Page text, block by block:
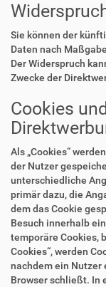
Sie können der
Daten nach
Der Widerspruch
Zwecke der
Cookies
Als „Cookies“
der Nutzer
unterschiedliche
primär dazu, die
dem das Cookie
Besuch innerhalb
temporäre Cookies,
Cookies“, werden
nachdem ein Nutzer
Browser schließt. In